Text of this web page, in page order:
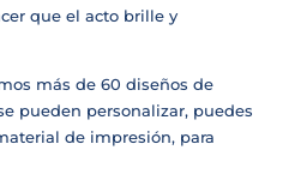
que el acto brille y
más de 60 diseños de
pueden personalizar, puedes
de impresión, para